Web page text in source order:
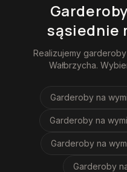
sąsiednie
Realizujemy garderoby
Wałbrzycha.
Garderoby na
Garderoby na
Garderoby na
Garderoby